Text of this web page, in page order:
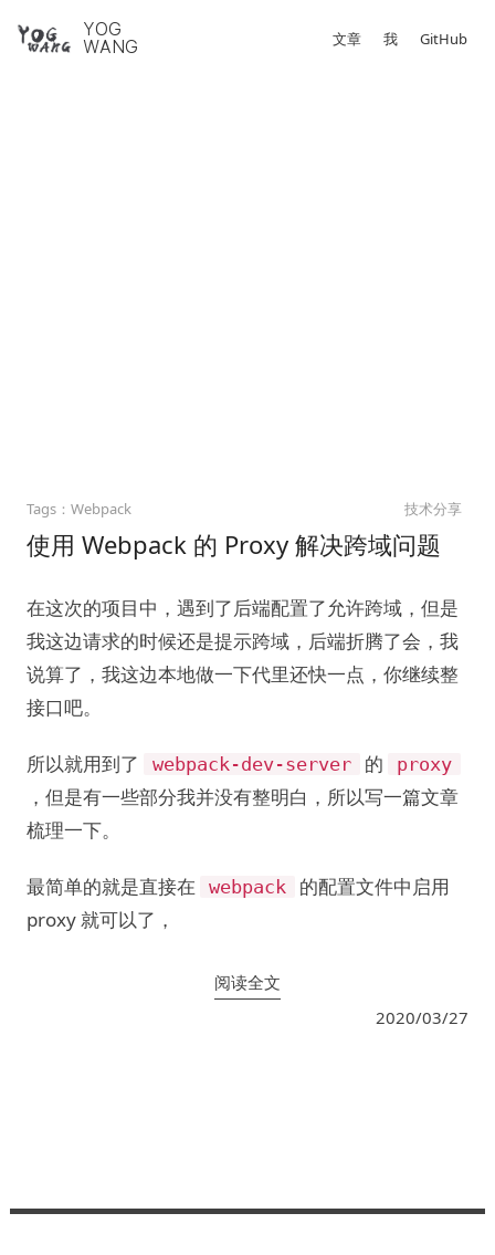
YOG
WANG
文章 我 GitHub
Webpack 技术分享
使用 Webpack 的 Proxy 解决跨域问题
在这次的项目中，遇到了后端配置了允许跨域，但是
我这边请求的时候还是提示跨域，后端折腾了会，我
说算了，我这边本地做一下代里还快一点，你继续整
接口吧。
所以就用到了 webpack-dev-server 的 proxy
，但是有一些部分我并没有整明白，所以写一篇文章
梳理一下。
最简单的就是直接在 webpack
的配置文件中启用
proxy 就可以了，
阅读全文
2020/03/27